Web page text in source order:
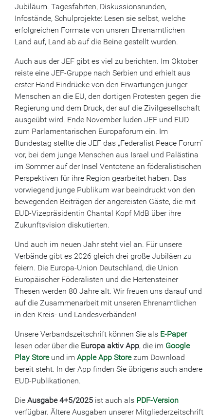
Jubiläum. Tagesfahrten, Diskussionsrunden,
Infostände, Schulprojekte: Lesen sie selbst, welche
erfolgreichen Formate von unsren Ehrenamtlichen
Land auf, Land ab auf die Beine gestellt wurden.
Auch aus der JEF gibt es viel zu berichten. Im Oktober
reiste eine JEF-Gruppe nach Serbien und erhielt aus
erster Hand Eindrücke von den Erwartungen junger
Menschen an die EU, den dortigen Protesten gegen die
Regierung und dem Druck, der auf die Zivilgesellschaft
ausgeübt wird. Ende November luden JEF und EUD
zum Parlamentarischen Europaforum ein. Im
Bundestag stellte die JEF das „Federalist Peace Forum“
vor, bei dem junge Menschen aus Israel und Palästina
im Sommer auf der Insel Ventotene an föderalistischen
Perspektiven für ihre Region gearbeitet haben. Das
vorwiegend junge Publikum war beeindruckt von den
bewegenden Beiträgen der angereisten Gäste, die mit
EUD-Vizepräsidentin Chantal Kopf MdB über ihre
Zukunftsvision diskutierten.
Und auch im neuen Jahr steht viel an. Für unsere
Verbände gibt es 2026 gleich drei große Jubiläen zu
feiern. Die Europa-Union Deutschland, die Union
Europäischer Föderalisten und die Hertensteiner
Thesen werden 80 Jahre alt. Wir freuen uns darauf und
auf die Zusammenarbeit mit unseren Ehrenamtlichen
in den Kreis- und Landesverbänden!
Unsere Verbandszeitschrift können Sie als E-Paper
lesen oder über die Europa aktiv App, die im Google
Play Storeund im Apple App Storezum Download
bereit steht. In der App finden Sie übrigens auch andere
EUD-Publikationen.
Die Ausgabe 4+5/2025 ist auch als PDF-Version
verfügbar. Ältere Ausgaben unserer Mitgliederzeitschrift